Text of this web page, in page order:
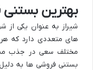
بهترین
شیراز به عنوان یکی از
های متعددی دارد که
مختلف سعی در جذب
بستنی فروشی ها به